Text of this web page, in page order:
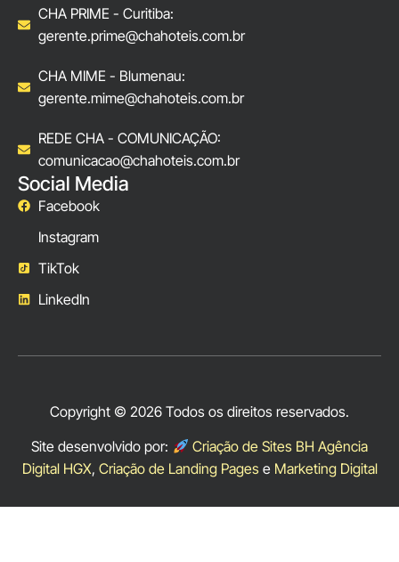
CHA PRIME - Curitiba:
gerente.prime@chahoteis.com.br
CHA MIME - Blumenau:
gerente.mime@chahoteis.com.br
REDE CHA - COMUNICAÇÃO:
comunicacao@chahoteis.com.br
Social Media
Facebook
Instagram
TikTok
LinkedIn
Copyright © 2026 Todos os direitos reservados.
Site desenvolvido por:
Criação de Sites BH Agência
Digital HGX, Criação de Landing Pagese Marketing Digital